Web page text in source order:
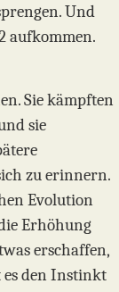
Und
aufkommen.
Sie kämpften
sie
zu erinnern.
Evolution
Erhöhung
erschaffen,
den Instinkt